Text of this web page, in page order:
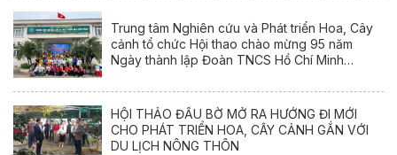
Trung tâm Nghiên cứu và Phát triển Hoa, Cây
cảnh tổ chức Hội thao chào mừng 95 năm
Ngày thành lập Đoàn TNCS Hồ Chí Minh
HỘI THẢO ĐẦU BỜ MỞ RA HƯỚNG ĐI MỚI
CHO PHÁT TRIỂN HOA, CÂY CẢNH GẮN VỚI
DU LỊCH NÔNG THÔN